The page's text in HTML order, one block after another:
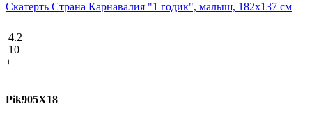
Скатерть Страна Карнавалия "1 годик", малыш, 182х137 см
4.2
10
+
Pik905X18